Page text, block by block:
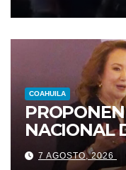
COAHUILA
NACIONAL
7 AGOSTO, 2026